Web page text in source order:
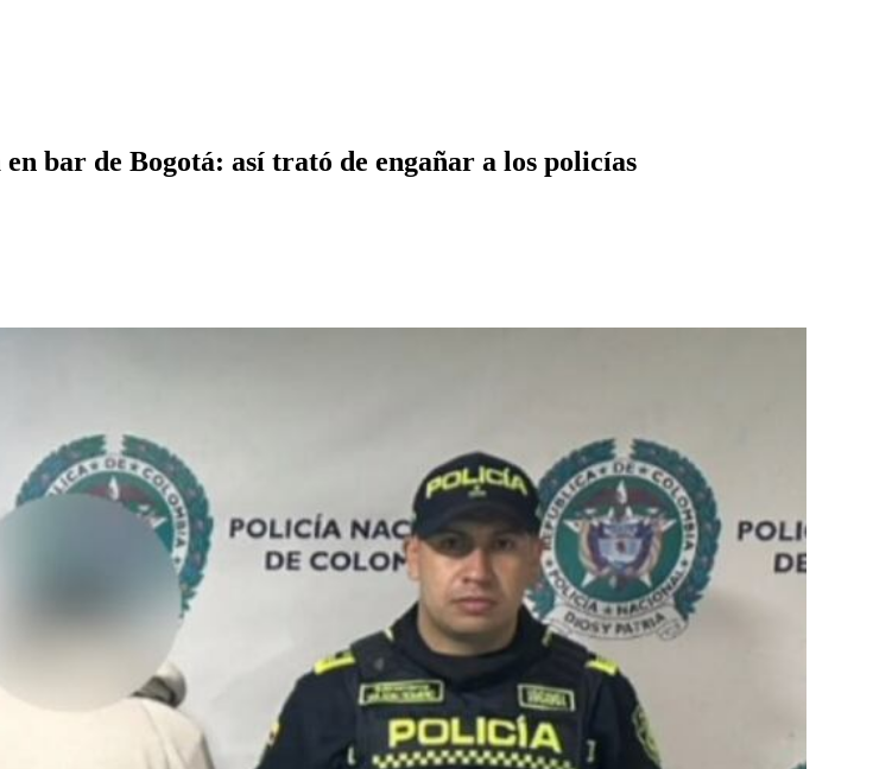
bar de Bogotá: así trató de engañar a los policías